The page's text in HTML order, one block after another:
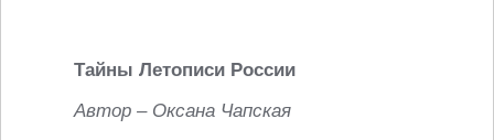
Тайны Летописи России
Автор – Оксана Чапская